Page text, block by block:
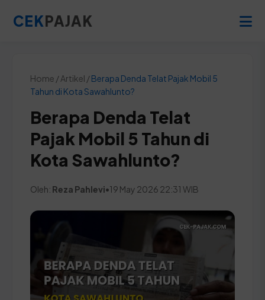
CEKPAJAK
Home / Artikel /Berapa Denda Telat Pajak Mobil 5
Tahun di Kota Sawahlunto?
Berapa Denda Telat
Pajak Mobil 5 Tahun di
Kota Sawahlunto?
Oleh: Reza Pahlevi•19 May 2026 22:31 WIB